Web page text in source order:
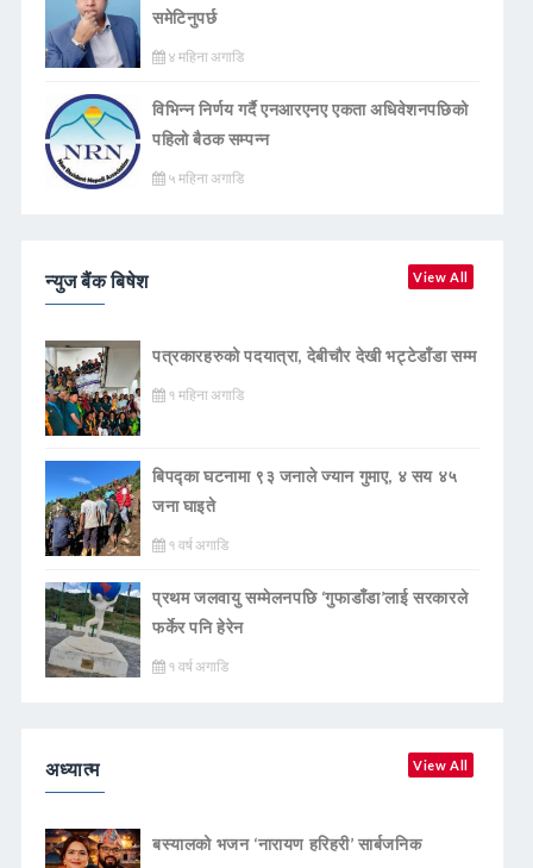
समेटिनुपर्छ
४ महिना अगाडि
विभिन्न निर्णय गर्दै एनआरएनए एकता अधिवेशनपछिको
पहिलो बैठक सम्पन्न
५ महिना अगाडि
न्युज बैंक बिषेश View All
पत्रकारहरुको पदयात्रा, देबीचौर देखी भट्टेडाँडा सम्म
१ महिना अगाडि
बिपद्का घटनामा ९३ जनाले ज्यान गुमाए, ४ सय ४५
जना घाइते
१ वर्ष अगाडि
प्रथम जलवायु सम्मेलनपछि ‘गुफाडाँडा’लाई सरकारले
फर्केर पनि हेरेन
१ वर्ष अगाडि
अध्यात्म View All
बस्यालको भजन ‘नारायण हरिहरी’ सार्बजनिक